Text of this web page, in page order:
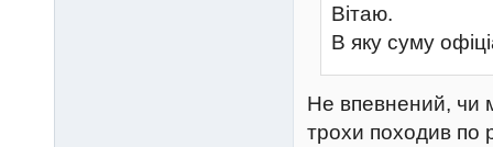
Вітаю.
В яку суму
Не впевнений, чи
трохи походив по